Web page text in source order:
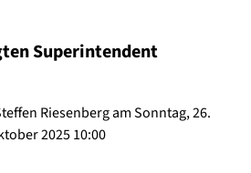
Superintendent
Riesenberg am Sonntag, 26.
2025 10:00